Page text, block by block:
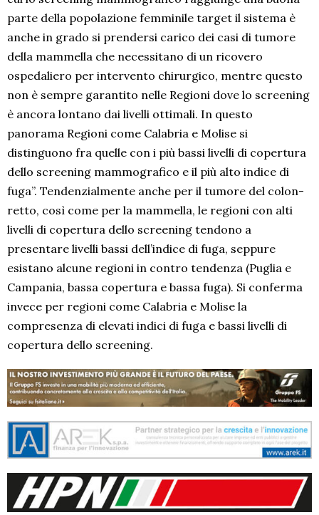
parte della popolazione femminile target il sistema è
anche in grado si prendersi carico dei casi di tumore
della mammella che necessitano di un ricovero
ospedaliero per intervento chirurgico, mentre questo
non è sempre garantito nelle Regioni dove lo screening
è ancora lontano dai livelli ottimali. In questo
panorama Regioni come Calabria e Molise si
distinguono fra quelle con i più bassi livelli di copertura
dello screening mammografico e il più alto indice di
fuga”. Tendenzialmente anche per il tumore del colon-
retto, così come per la mammella, le regioni con alti
livelli di copertura dello screening tendono a
presentare livelli bassi dell’indice di fuga, seppure
esistano alcune regioni in contro tendenza (Puglia e
Campania, bassa copertura e bassa fuga). Si conferma
invece per regioni come Calabria e Molise la
compresenza di elevati indici di fuga e bassi livelli di
copertura dello screening.